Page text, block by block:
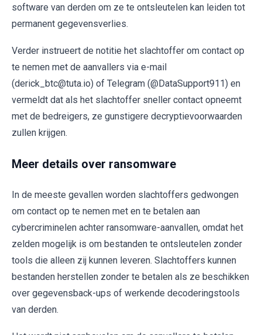
software van derden om ze te ontsleutelen kan leiden tot
permanent gegevensverlies.
Verder instrueert de notitie het slachtoffer om contact op
te nemen met de aanvallers via e-mail
(derick_btc@tuta.io) of Telegram (@DataSupport911) en
vermeldt dat als het slachtoffer sneller contact opneemt
met de bedreigers, ze gunstigere decryptievoorwaarden
zullen krijgen.
Meer details over ransomware
In de meeste gevallen worden slachtoffers gedwongen
om contact op te nemen met en te betalen aan
cybercriminelen achter ransomware-aanvallen, omdat het
zelden mogelijk is om bestanden te ontsleutelen zonder
tools die alleen zij kunnen leveren. Slachtoffers kunnen
bestanden herstellen zonder te betalen als ze beschikken
over gegevensback-ups of werkende decoderingstools
van derden.